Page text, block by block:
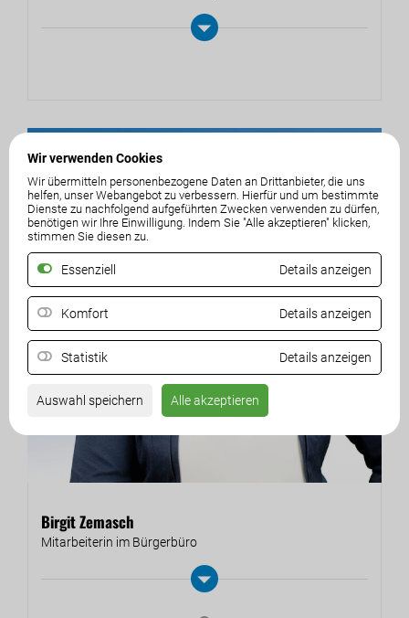
Wir verwenden Cookies
Wir übermitteln personenbezogene Daten an Drittanbieter, die uns
helfen, unser Webangebot zu verbessern. Hierfür und um bestimmte
Dienste zu nachfolgend aufgeführten Zwecken verwenden zu dürfen,
benötigen wir Ihre Einwilligung. Indem Sie "Alle akzeptieren" klicken,
stimmen Sie diesen zu.
Essenziell Details anzeigen
Komfort Details anzeigen
Statistik Details anzeigen
Auswahl speichern Alle akzeptieren
Birgit Zemasch
Mit­ar­bei­te­rin im Bür­ger­bü­ro